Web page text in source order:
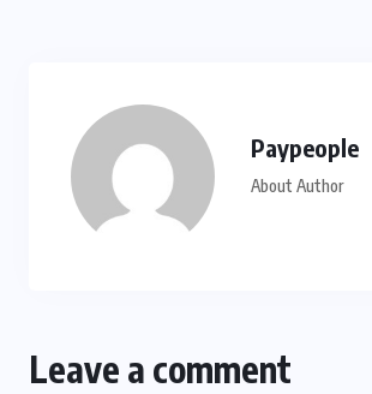
Paypeople
About Author
Leave a comment